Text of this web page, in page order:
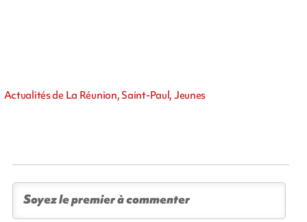
Actualités de La Réunion, Saint-Paul, Jeunes